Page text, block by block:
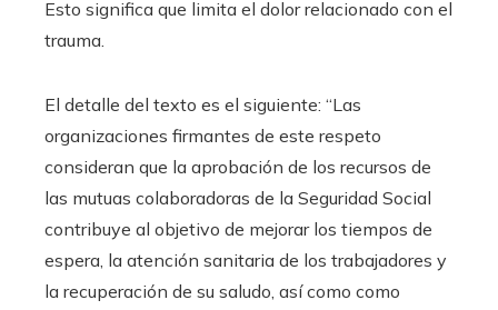
Esto significa que limita el dolor relacionado con el
trauma.
El detalle del texto es el siguiente: “Las
organizaciones firmantes de este respeto
consideran que la aprobación de los recursos de
las mutuas colaboradoras de la Seguridad Social
contribuye al objetivo de mejorar los tiempos de
espera, la atención sanitaria de los trabajadores y
la recuperación de su saludo, así como como